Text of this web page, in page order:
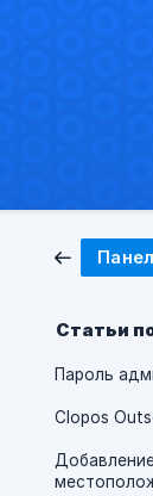
Статьи
Пароль
Clopos